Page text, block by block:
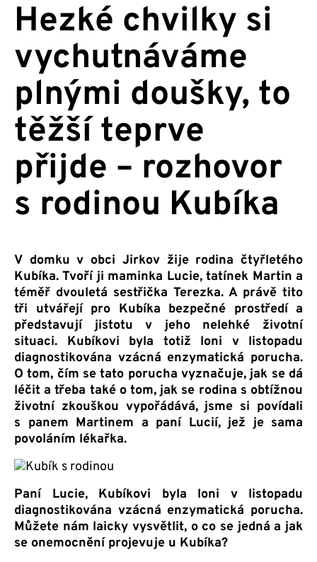
Hezké chvilky si
vychutnáváme
plnými doušky, to
těžší teprve
přijde – rozhovor
s rodinou Kubíka
V domku v obci Jirkov žije rodina čtyřletého
Kubíka. Tvoří ji maminka Lucie, tatínek Martin a
téměř dvouletá sestřička Terezka. A právě tito
tři utvářejí pro Kubíka bezpečné prostředí a
představují jistotu v jeho nelehké životní
situaci. Kubíkovi byla totiž loni v listopadu
diagnostikována vzácná enzymatická porucha.
O tom, čím se tato porucha vyznačuje, jak se dá
léčit a třeba také o tom, jak se rodina s obtížnou
životní zkouškou vypořádává, jsme si povídali
s panem Martinem a paní Lucií, jež je sama
povoláním lékařka.
Paní Lucie, Kubíkovi byla loni v listopadu
diagnostikována vzácná enzymatická porucha.
Můžete nám laicky vysvětlit, o co se jedná a jak
se onemocnění projevuje u Kubíka?